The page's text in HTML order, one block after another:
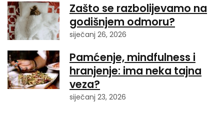
Zašto se razbolijevamo na
godišnjem odmoru?
siječanj 26, 2026
Pamćenje, mindfulness i
hranjenje: ima neka tajna
veza?
siječanj 23, 2026